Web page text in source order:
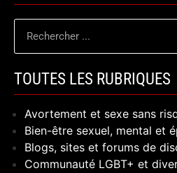
TOUTES LES RUBRIQUES
Avortement et sexe sans
Bien-être sexuel, mental et
Blogs, sites et forums de
Communauté LGBT+ et